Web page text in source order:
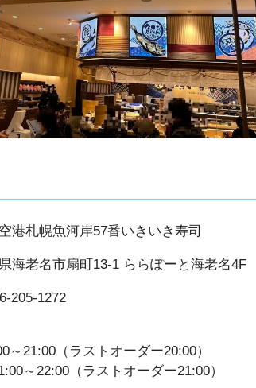
港札幌魚河岸57番いきいき寿司
海老名市扇町13-1 ららぽーと海老名4F
205-1272
～21:00（ラストオーダー20:00）
～22:00（ラストオーダー21:00）